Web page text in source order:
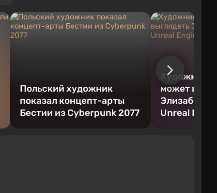
Польский художник
показал концепт-арты
Бестии из Cyberpunk 2077
Художник
может
Элизабет
Unreal